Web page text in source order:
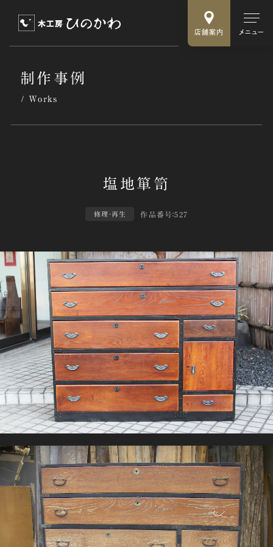
店舗案内 メニュー
制作事例
Works
修理・再生 作品番号：527